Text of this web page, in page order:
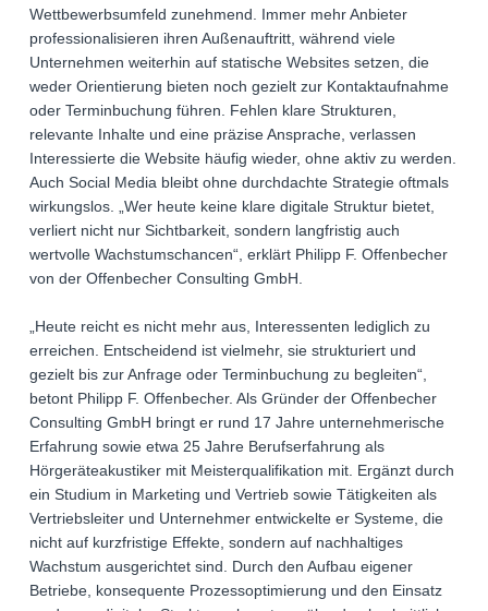
Wettbewerbsumfeld zunehmend. Immer mehr Anbieter
professionalisieren ihren Außenauftritt, während viele
Unternehmen weiterhin auf statische Websites setzen, die
weder Orientierung bieten noch gezielt zur Kontaktaufnahme
oder Terminbuchung führen. Fehlen klare Strukturen,
relevante Inhalte und eine präzise Ansprache, verlassen
Interessierte die Website häufig wieder, ohne aktiv zu werden.
Auch Social Media bleibt ohne durchdachte Strategie oftmals
wirkungslos. „Wer heute keine klare digitale Struktur bietet,
verliert nicht nur Sichtbarkeit, sondern langfristig auch
wertvolle Wachstumschancen“, erklärt Philipp F. Offenbecher
von der Offenbecher Consulting GmbH.
„Heute reicht es nicht mehr aus, Interessenten lediglich zu
erreichen. Entscheidend ist vielmehr, sie strukturiert und
gezielt bis zur Anfrage oder Terminbuchung zu begleiten“,
betont Philipp F. Offenbecher. Als Gründer der Offenbecher
Consulting GmbH bringt er rund 17 Jahre unternehmerische
Erfahrung sowie etwa 25 Jahre Berufserfahrung als
Hörgeräteakustiker mit Meisterqualifikation mit. Ergänzt durch
ein Studium in Marketing und Vertrieb sowie Tätigkeiten als
Vertriebsleiter und Unternehmer entwickelte er Systeme, die
nicht auf kurzfristige Effekte, sondern auf nachhaltiges
Wachstum ausgerichtet sind. Durch den Aufbau eigener
Betriebe, konsequente Prozessoptimierung und den Einsatz